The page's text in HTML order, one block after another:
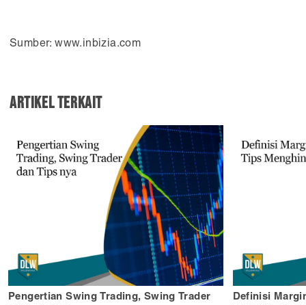
Sumber: www.inbizia.com
Artikel Terkait
Pengertian Swing Trading, Swing Trader
Definisi